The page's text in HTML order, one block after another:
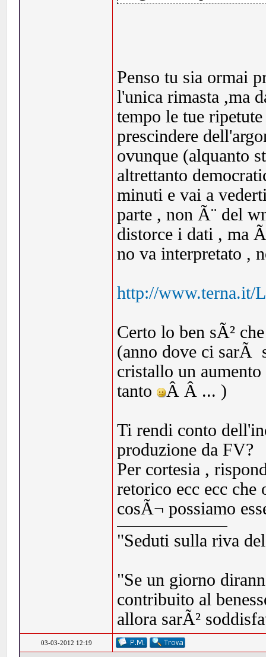
Penso tu sia ormai
l'unica rimasta ,ma
tempo le tue
prescindere
ovunque (alquanto
altrettanto
minuti e vai a
parte , non Ã¨ del
distorce i dati , ma
no va interpretato ,
http://www.terna.it/
Certo lo ben sÃ²
(anno dove ci sarÃ
cristallo un
tanto Â Â ... )
Ti rendi conto
produzione da FV?
Per cortesia ,
retorico ecc ecc che
cosÃ¬ possiamo
"Seduti sulla riva
"Se un giorno
contribuito al
allora sarÃ²
03-03-2012 12:19